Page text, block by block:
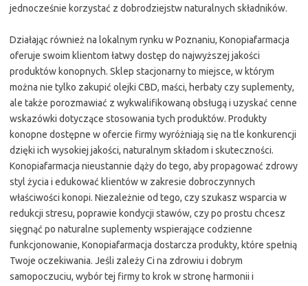
jednocześnie korzystać z dobrodziejstw naturalnych składników.
Działając również na lokalnym rynku w Poznaniu, Konopiafarmacja
oferuje swoim klientom łatwy dostęp do najwyższej jakości
produktów konopnych. Sklep stacjonarny to miejsce, w którym
można nie tylko zakupić olejki CBD, maści, herbaty czy suplementy,
ale także porozmawiać z wykwalifikowaną obsługą i uzyskać cenne
wskazówki dotyczące stosowania tych produktów. Produkty
konopne dostępne w ofercie firmy wyróżniają się na tle konkurencji
dzięki ich wysokiej jakości, naturalnym składom i skuteczności.
Konopiafarmacja nieustannie dąży do tego, aby propagować zdrowy
styl życia i edukować klientów w zakresie dobroczynnych
właściwości konopi. Niezależnie od tego, czy szukasz wsparcia w
redukcji stresu, poprawie kondycji stawów, czy po prostu chcesz
sięgnąć po naturalne suplementy wspierające codzienne
funkcjonowanie, Konopiafarmacja dostarcza produkty, które spełnią
Twoje oczekiwania. Jeśli zależy Ci na zdrowiu i dobrym
samopoczuciu, wybór tej firmy to krok w stronę harmonii i